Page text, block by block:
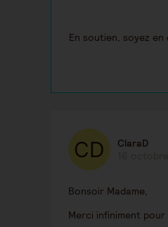
En soutien, soyez
ClaraD
Bonsoir Madame,
Merci infiniment